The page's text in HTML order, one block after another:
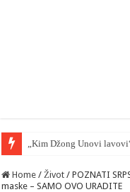
„Kim Džong Unovi
Home / Život / POZNATI
maske – SAMO OVO URADITE